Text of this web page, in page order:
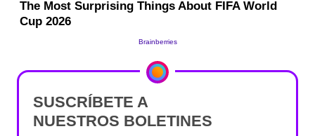
SUSCRÍBETE A
NUESTROS BOLETINES